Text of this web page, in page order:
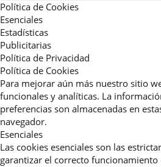
Política de Cookies
Esenciales
Estadísticas
Publicitarias
Política de Privacidad
Política de Cookies
Para mejorar aún más nuestro sitio
funcionales y analíticas. La
preferencias son almacenadas en
navegador.
Esenciales
Las cookies esenciales son las
garantizar el correcto funcionamiento